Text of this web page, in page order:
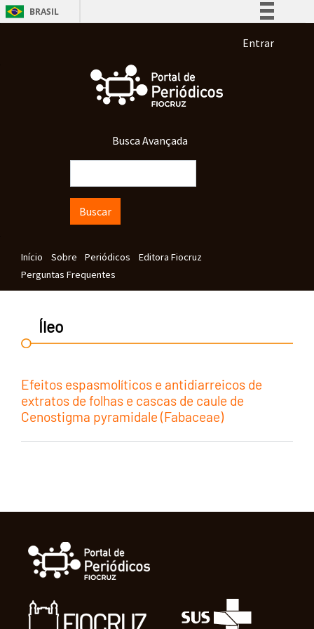
Pular para o conteúdo principal
BRASIL
Participe
Acesso à informação
Menu de
Entrar
Busca Avançada
Navegação principal
Início Sobre Periódicos
Editora Fiocruz
Perguntas Frequentes
Íleo
Efeitos espasmolíticos e antidiarreicos de
extratos de folhas e cascas de caule de
Cenostigma pyramidale (Fabaceae)